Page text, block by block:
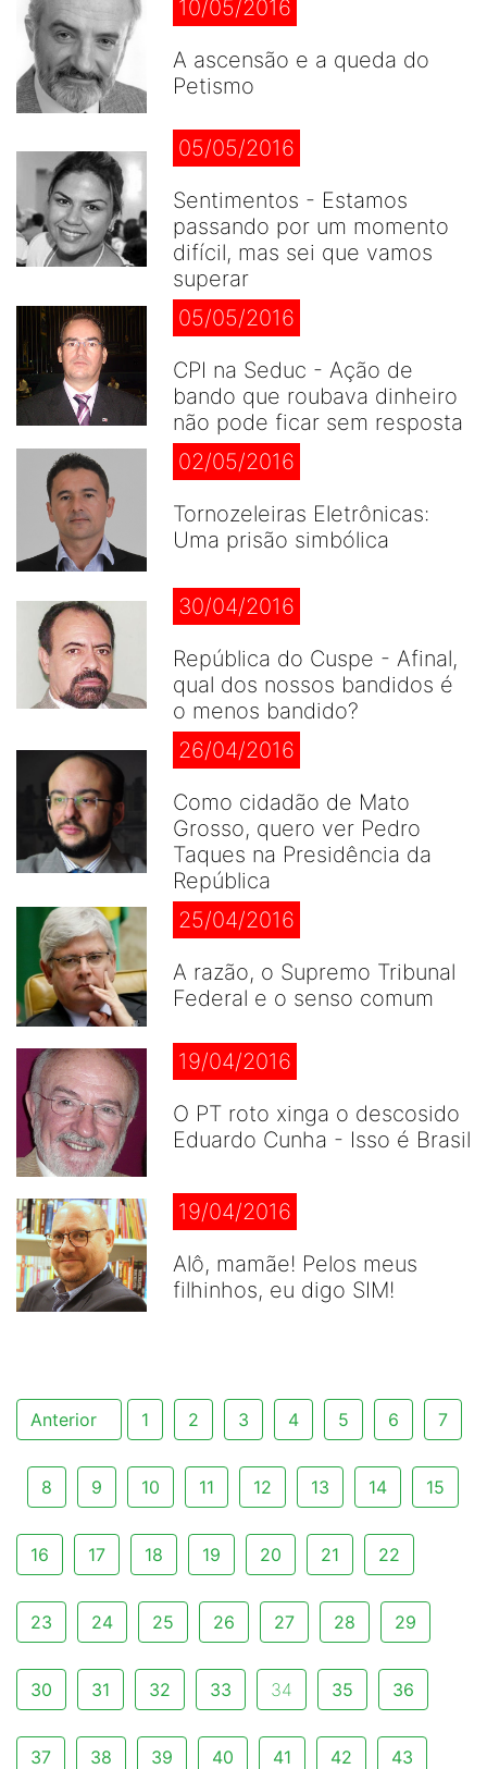
10/05/2016
A ascensão e a queda do
Petismo
05/05/2016
Sentimentos - Estamos
passando por um momento
difícil, mas sei que vamos
superar
05/05/2016
CPI na Seduc - Ação de
bando que roubava dinheiro
não pode ficar sem resposta
02/05/2016
Tornozeleiras Eletrônicas:
Uma prisão simbólica
30/04/2016
República do Cuspe - Afinal,
qual dos nossos bandidos é
o menos bandido?
26/04/2016
Como cidadão de Mato
Grosso, quero ver Pedro
Taques na Presidência da
República
25/04/2016
A razão, o Supremo Tribunal
Federal e o senso comum
19/04/2016
O PT roto xinga o descosido
Eduardo Cunha - Isso é Brasil
19/04/2016
Alô, mamãe! Pelos meus
filhinhos, eu digo SIM!
Anterior 1 2 3 4 5 6 7
8 9 10 11 12 13 14 15
16 17 18 19 20 21 22
23 24 25 26 27 28 29
30 31 32 33 34 35 36
37 38 39 40 41 42 43